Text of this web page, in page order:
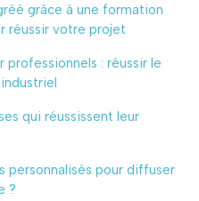
grâce à une formation
réussir votre projet
professionnels : réussir le
qui réussissent leur
personnalisés pour diffuser
?